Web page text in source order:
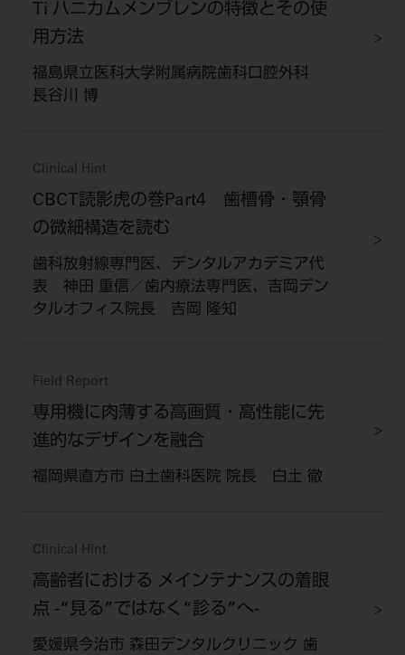
Ti ハニカムメンブレンの特徴とその使
用方法
福島県立医科大学附属病院歯科口腔外科
長谷川 博
Clinical Hint
CBCT読影虎の巻Part4 歯槽骨・顎骨
の微細構造を読む
歯科放射線専門医、デンタルアカデミア代
表 神田 重信／歯内療法専門医、吉岡デン
タルオフィス院長 吉岡 隆知
Field Report
専用機に肉薄する高画質・高性能に先
進的なデザインを融合
福岡県直方市 白土歯科医院 院長 白土 徹
Clinical Hint
高齢者における メインテナンスの着眼
点 -“見る”ではなく“診る”へ-
愛媛県今治市 森田デンタルクリニック 歯